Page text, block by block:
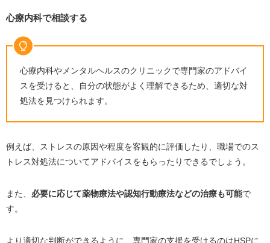
心療内科で相談する
心療内科やメンタルヘルスのクリニックで専門家のアドバイ
スを受けると、自分の状態がよく理解できるため、適切な対
処法を見つけられます。
例えば、ストレスの原因や程度を客観的に評価したり、職場でのス
トレス対処法についてアドバイスをもらったりできるでしょう。
また、 必要に応じて薬物療法や認知行動療法などの治療も可能で
す。
より適切な判断ができるように、専門家の支援を受けるのはHSPに